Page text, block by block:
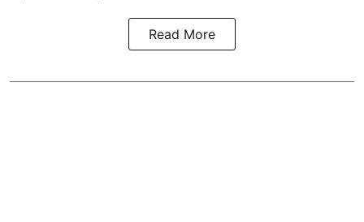
Read More